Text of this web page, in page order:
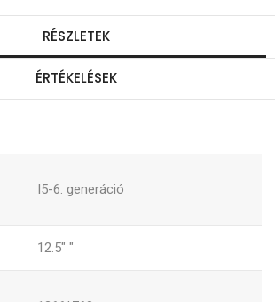
RÉSZLETEK
ÉRTÉKELÉSEK
I5-6. generáció
12.5" "